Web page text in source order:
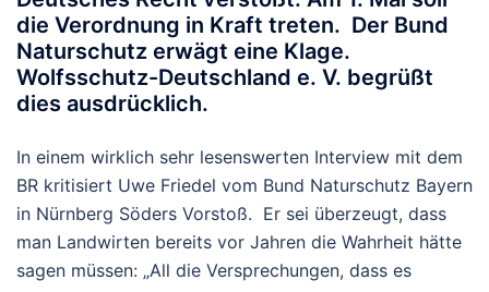
die Verordnung in Kraft treten. Der Bund
Naturschutz erwägt eine Klage.
Wolfsschutz-Deutschland e. V. begrüßt
dies ausdrücklich.
In einem wirklich sehr lesenswerten Interview mit dem
BR kritisiert Uwe Friedel vom Bund Naturschutz Bayern
in Nürnberg Söders Vorstoß. Er sei überzeugt, dass
man Landwirten bereits vor Jahren die Wahrheit hätte
sagen müssen: „All die Versprechungen, dass es